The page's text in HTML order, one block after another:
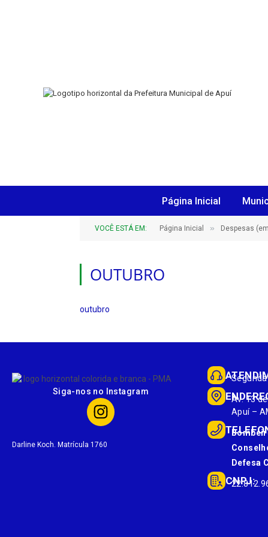
Página Inicial
VOCÊ ESTÁ EM: Página Inicial » Despesas
OUTUBRO
outubro
Siga-nos no Instagram
Darline Koch. Matrícula 1760
Av. 13
Apuí –
Defesa
CNPJ: